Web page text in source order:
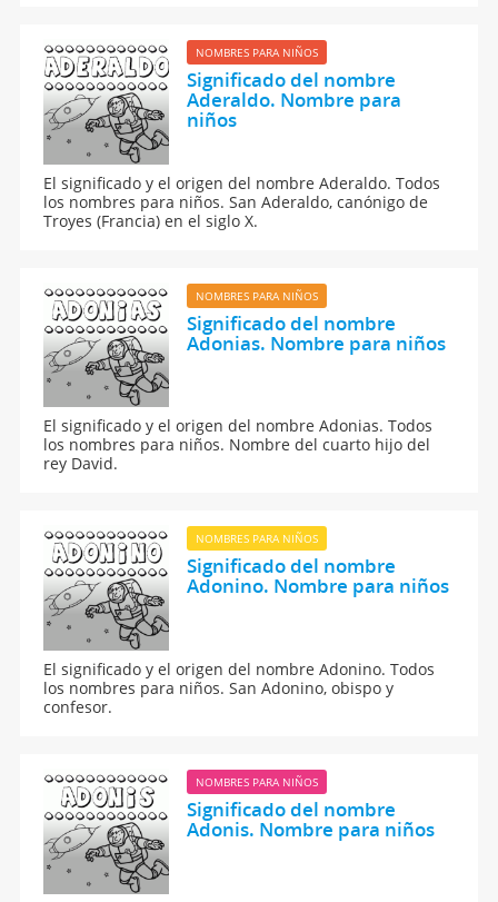
NOMBRES PARA NIÑOS
Significado del nombre
Aderaldo. Nombre para
niños
El significado y el origen del nombre Aderaldo. Todos
los nombres para niños. San Aderaldo, canónigo de
Troyes (Francia) en el siglo X.
NOMBRES PARA NIÑOS
Significado del nombre
Adonias. Nombre para niños
El significado y el origen del nombre Adonias. Todos
los nombres para niños. Nombre del cuarto hijo del
rey David.
NOMBRES PARA NIÑOS
Significado del nombre
Adonino. Nombre para niños
El significado y el origen del nombre Adonino. Todos
los nombres para niños. San Adonino, obispo y
confesor.
NOMBRES PARA NIÑOS
Significado del nombre
Adonis. Nombre para niños